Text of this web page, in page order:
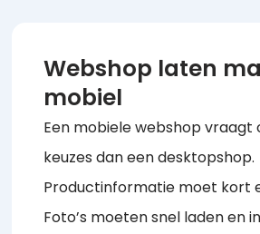
Webshop laten
mobiel
Een mobiele webshop vraagt
keuzes dan een desktopshop.
Productinformatie moet kort
Foto’s moeten snel laden en